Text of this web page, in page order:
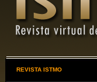
REVISTA ISTMO